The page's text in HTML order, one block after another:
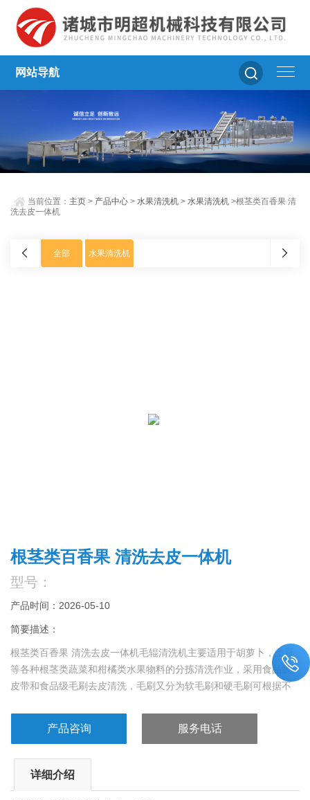
网站导航
当前位置： 主页 > 产品中心 >水果清洗机 >水果清洗机 >根茎类百香果 清
洗去皮一体机
全部 水果清洗机
根茎类百香果 清洗去皮一体机
型号：
产品时间：2026-05-10
简要描述：
根茎类百香果 清洗去皮一体机毛辊清洗机主要适用于胡萝卜，土豆
等各种根茎类蔬菜和柑橘类水果物料的分拣清洗作业，采用食品级
皮带和食品级毛刷去皮清洗，毛刷又分为软毛刷和硬毛刷可根据不
产品咨询 服务电话
详细介绍